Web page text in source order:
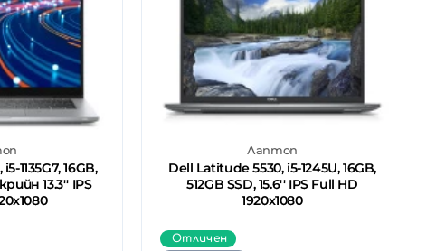
1135G7, 16GB,
13.3'' IPS
Лаптоп
Dell Latitude 5530, i5-1245U, 16GB,
512GB SSD, 15.6'' IPS Full HD
1920x1080
Отличен